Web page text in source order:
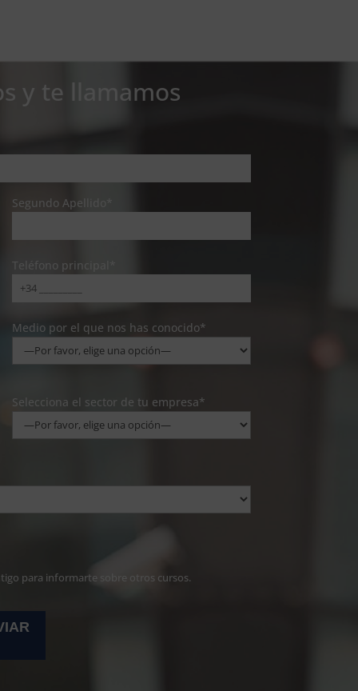
y te llamamos
Segundo Apellido*
Teléfono principal*
Medio por el que nos has conocido*
Selecciona el sector de tu empresa*
para informarte sobre otros cursos.